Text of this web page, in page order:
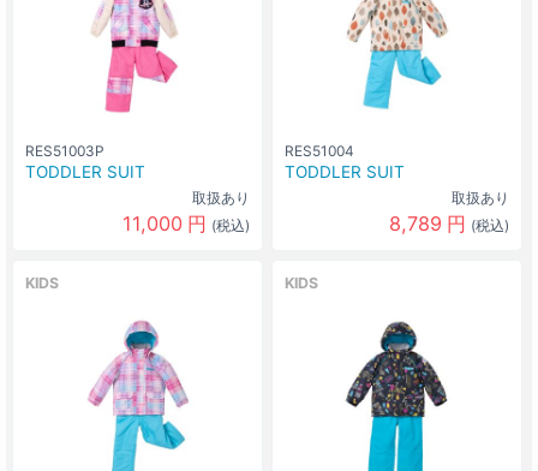
RES51003P
TODDLER SUIT
取扱あり
11,000 円 (税込)
RES51004
TODDLER SUIT
取扱あり
8,789 円 (税込)
KIDS KIDS